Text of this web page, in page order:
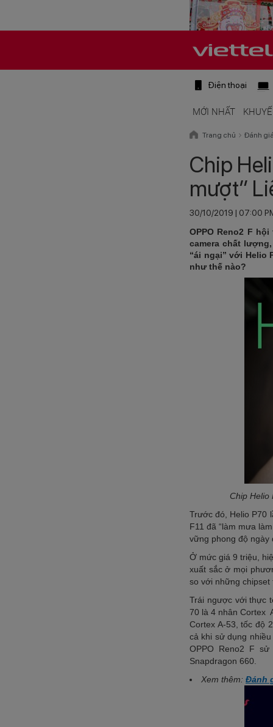
Điện thoại
MỚI NHẤT
Trang chủ Đánh
Chip
mượt”
30/10/2019 | 07:00
OPPO Reno2 F
camera chất
“ái ngại” với Helio
như thế nào?
Chip Helio
Trước đó, Helio P70
F11 đã “làm mưa
vững phong độ ngày
Ở mức giá 9 triệu,
xuất sắc ở mọi
so với những
Trái ngược với thực
70 là 4 nhân Cortex
Cortex A-53, tốc độ
cả khi sử dụng
OPPO Reno2 F
Snapdragon 660.
Xem thêm: Đánh